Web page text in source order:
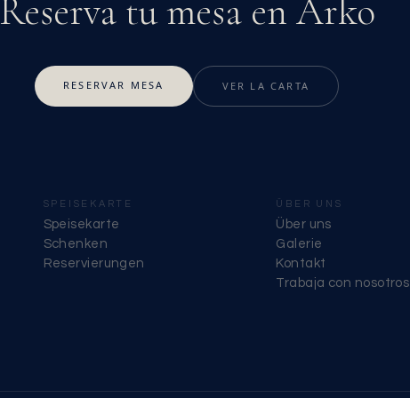
Reserva tu mesa en Arko
RESERVAR MESA VER LA CARTA
SPEISEKARTE
Speisekarte
Schenken
Reservierungen
ÜBER UNS
Über uns
Galerie
Kontakt
Trabaja con nosotros